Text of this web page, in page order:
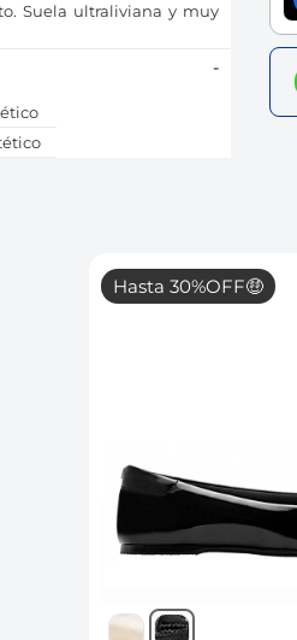
Suela ultraliviana y muy
-
Hasta 30%OFF🤑